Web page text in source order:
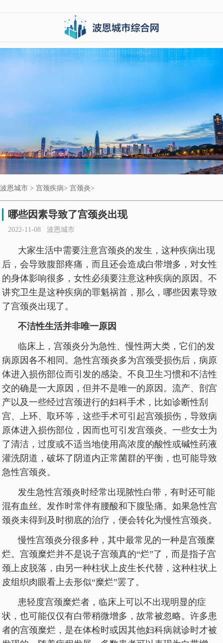
波恩城市 > 宫颈疾病> 宫颈炎>
哪些因素导致了宫颈炎出现
2022-11-08 波恩城市
大家生活中需要注意宫颈炎的发生，这种疾病出现
后，会导致腹部疼痛，而且还会造成白带增多，对女性
的身体影响很多，女性必须要注意这种疾病的原因。不
讲究卫生是这种疾病的罪魁祸首，那么，哪些因素导致
了宫颈炎出现了。
不洁性生活并非唯一原因
临床上，宫颈炎分为急性、慢性两大类，它们的发
病原因各不相同。急性宫颈炎多为宫颈受损伤后，病原
体进入损伤部位而引发的感染。不良卫生习惯和不洁性
交的确是一大原因，但并不是唯一的原因。流产、剖宫
产以及一些经过宫颈进行的妇科手术，比如诊断性刮
宫、上环、取环等，这些手术可引起宫颈损伤，导致病
原体进入损伤部位，因而也可引发宫颈炎。一些女士为
了清洁，过度或不适当地使用高浓度的酸性或碱性药液
灌洗阴道，破坏了阴道内正常菌群的平衡，也可能导致
急性宫颈炎。
发生急性宫颈炎时经常出现脓性白带，有时还可能
混有血丝。发作时常伴有腰酸和下腹坠痛。如果急性宫
颈炎未得到及时彻底的治疗，便会转化为慢性宫颈炎。
慢性宫颈炎分很多种，其中最常见的一种是宫颈糜
烂。宫颈糜烂并不是说子宫颈真的“烂”了，而是指子宫
颈上皮脱落，由另一种柱状上皮生长代替，这种柱状上
皮组织肉眼看上去形似“糜烂”罢了。
患轻度宫颈糜烂者，临床上可以不出现明显的症
状，也可能仅仅有白带稍微增多，故常被忽略。许多患
者的宫颈糜烂，是在体检时或因其他妇科病就诊时才被